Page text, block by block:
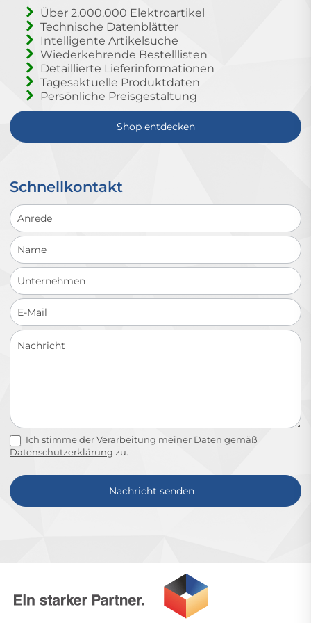
Über 2.000.000 Elektroartikel
Technische Datenblätter
Intelligente Artikelsuche
Wiederkehrende Bestelllisten
Detaillierte Lieferinformationen
Tagesaktuelle Produktdaten
Persönliche Preisgestaltung
Shop entdecken
Schnellkontakt
Schnellkontakt
Ich stimme der Verarbeitung meiner Daten gemäß
Datenschutzerklärung zu.
Nachricht senden